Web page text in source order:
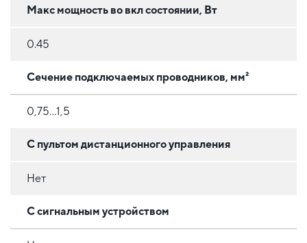
Макс мощность во вкл состоянии, Вт
0.45
Сечение подключаемых проводников, мм²
0,75...1,5
С пультом дистанционного управления
Нет
С сигнальным устройством